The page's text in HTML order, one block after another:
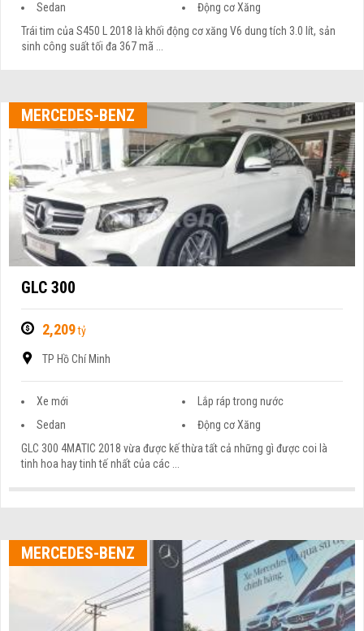
Sedan
Động cơ Xăng
Trái tim của S450 L 2018 là khối động cơ xăng V6 dung tích 3.0 lít, sản
sinh công suất tối đa 367 mã ...
MERCEDES-BENZ
GLC 300
2,209tỷ
TP Hồ Chí Minh
Xe mới
Lắp ráp trong nước
Sedan
Động cơ Xăng
GLC 300 4MATIC 2018 vừa được kế thừa tất cả những gì được coi là
tinh hoa hay tinh tế nhất của các ...
MERCEDES-BENZ